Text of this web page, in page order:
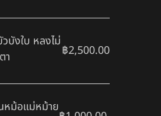
บังใบ หลงไม่
า
฿2,500.00
หม้อแม่หม้าย